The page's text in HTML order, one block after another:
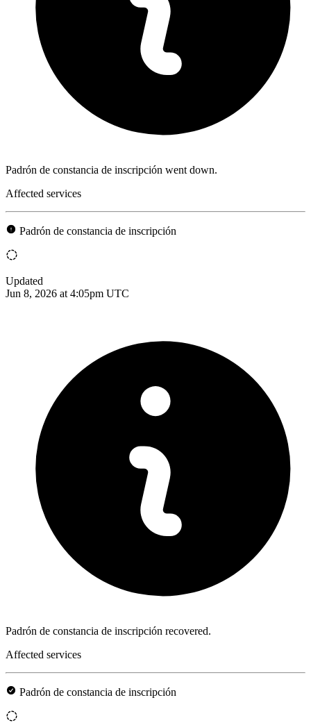
Padrón de constancia de inscripción went down.
Affected services
Padrón de constancia de inscripción
Updated
Jun 8, 2026 at 4:05pm UTC
Padrón de constancia de inscripción recovered.
Affected services
Padrón de constancia de inscripción